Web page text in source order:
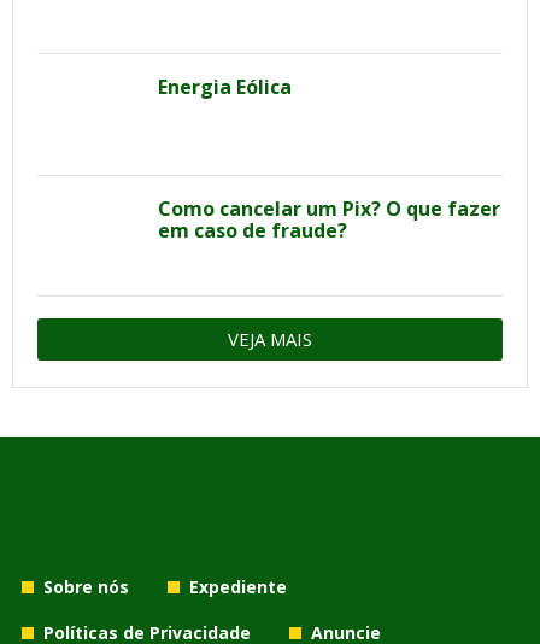
Energia Eólica
Como cancelar um Pix? O que fazer
em caso de fraude?
VEJA MAIS
Sobre nós
Expediente
Políticas de Privacidade
Anuncie